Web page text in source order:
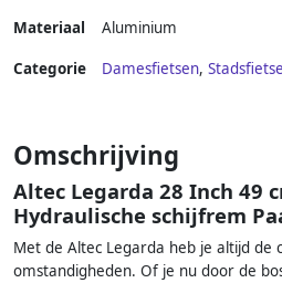
Materiaal
Aluminium
Categorie Damesfietsen,
Omschrijving
Altec Legarda 28 Inch 49
Hydraulische schijfrem
Met de Altec Legarda heb je altijd de
omstandigheden. Of je nu door de